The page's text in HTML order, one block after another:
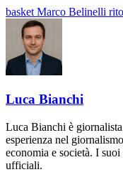
basket Marco Belinelli
Luca Bianchi
Luca Bianchi è
esperienza nel
economia e società. I
ufficiali.